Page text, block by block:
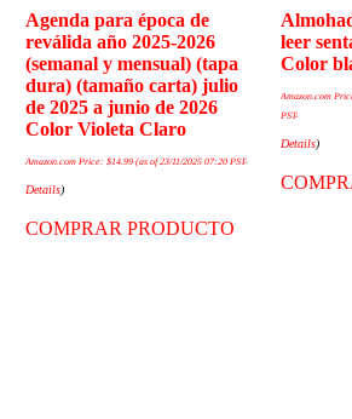
Agenda para época de
reválida año 2025-2026
(semanal y mensual) (tapa
dura) (tamaño carta) julio
de 2025 a junio de 2026
Color Violeta Claro
Amazon.com Price:$14.99 (as of 23/11/2025 07:20 PST-
Details)
COMPRAR PRODUCTO
leer
Color
Amazon.com
PST-
Details)